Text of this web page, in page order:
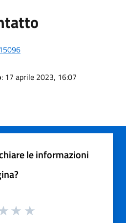
: 17 aprile 2023, 16:07
le informazioni